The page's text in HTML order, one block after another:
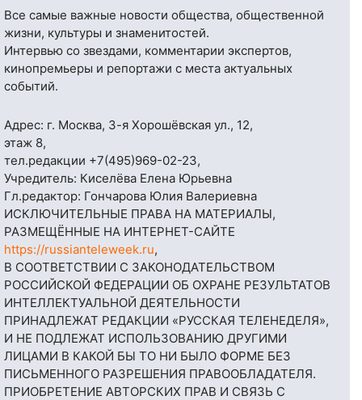
Все самые важные новости общества, общественной
жизни, культуры и знаменитостей.
Интервью со звездами, комментарии экспертов,
кинопремьеры и репортажи с места актуальных
событий.
Адрес: г. Москва, 3-я Хорошёвская ул., 12,
этаж 8,
тел.редакции +7(495)969-02-23,
Учредитель: Киселёва Елена Юрьевна
Гл.редактор: Гончарова Юлия Валериевна
ИСКЛЮЧИТЕЛЬНЫЕ ПРАВА НА МАТЕРИАЛЫ,
РАЗМЕЩЁННЫЕ НА ИНТЕРНЕТ-САЙТЕ
https://russianteleweek.ru,
В СООТВЕТСТВИИ С ЗАКОНОДАТЕЛЬСТВОМ
РОССИЙСКОЙ ФЕДЕРАЦИИ ОБ ОХРАНЕ РЕЗУЛЬТАТОВ
ИНТЕЛЛЕКТУАЛЬНОЙ ДЕЯТЕЛЬНОСТИ
ПРИНАДЛЕЖАТ РЕДАКЦИИ «РУССКАЯ ТЕЛЕНЕДЕЛЯ»,
И НЕ ПОДЛЕЖАТ ИСПОЛЬЗОВАНИЮ ДРУГИМИ
ЛИЦАМИ В КАКОЙ БЫ ТО НИ БЫЛО ФОРМЕ БЕЗ
ПИСЬМЕННОГО РАЗРЕШЕНИЯ ПРАВООБЛАДАТЕЛЯ.
ПРИОБРЕТЕНИЕ АВТОРСКИХ ПРАВ И СВЯЗЬ С